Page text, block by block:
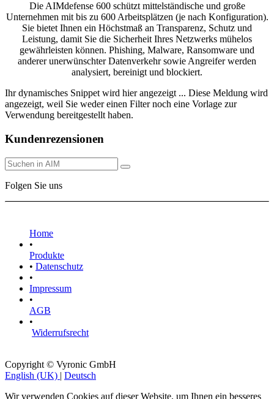
Die AIMdefense 600 schützt mittelständische und große
Unternehmen mit bis zu 600 Arbeitsplätzen (je nach Konfiguration).
Sie bietet Ihnen ein Höchstmaß an Transparenz, Schutz und
Leistung, damit Sie die Sicherheit Ihres Netzwerks mühelos
gewährleisten können. Phishing, Malware, Ransomware und
anderer unerwünschter Datenverkehr sowie Angreifer werden
analysiert, bereinigt und blockiert.
Ihr dynamisches Snippet wird hier angezeigt ... Diese Meldung wird
angezeigt, weil Sie weder einen Filter noch eine Vorlage zur
Verwendung bereitgestellt haben.
Kundenrezensionen
Folgen Sie uns
Home
•
Produkte
• Datenschutz
•
Impressum
•
AGB
•
Widerrufsrecht
Copyright © Vyronic GmbH
English (UK) | Deutsch
Wir verwenden Cookies auf dieser Website, um Ihnen ein besseres